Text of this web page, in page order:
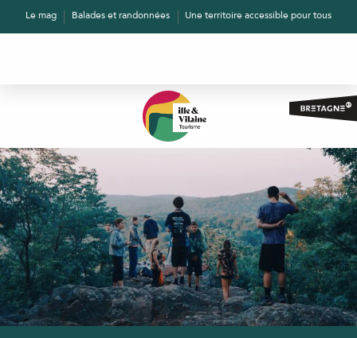
AllerLe mag Balades et randonnées Une territoire accessible pour tous